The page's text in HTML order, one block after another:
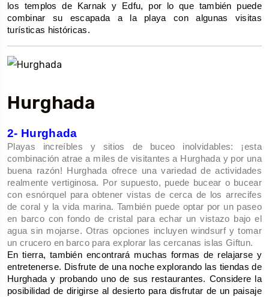
los templos de Karnak y Edfu, por lo que también puede
combinar su escapada a la playa con algunas visitas
turísticas históricas.
Hurghada
2- Hurghada
Playas increíbles y sitios de buceo inolvidables: ¡esta
combinación atrae a miles de visitantes a Hurghada y por una
buena razón! Hurghada ofrece una variedad de actividades
realmente vertiginosa. Por supuesto, puede bucear o bucear
con esnórquel para obtener vistas de cerca de los arrecifes
de coral y la vida marina. También puede optar por un paseo
en barco con fondo de cristal para echar un vistazo bajo el
agua sin mojarse. Otras opciones incluyen windsurf y tomar
un crucero en barco para explorar las cercanas islas Giftun.
En tierra, también encontrará muchas formas de relajarse y
entretenerse. Disfrute de una noche explorando las tiendas de
Hurghada y probando uno de sus restaurantes. Considere la
posibilidad de dirigirse al desierto para disfrutar de un paisaje